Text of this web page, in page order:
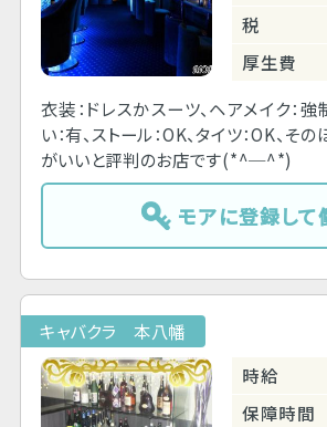
税
厚生費
衣装：ドレスかスーツ、ヘアメイク：強
い：有、ストール：OK、タイツ：OK、
がいいと評判のお店です(*^─^*)
モアに登録して
キャバクラ 本八幡
時給
保障時間